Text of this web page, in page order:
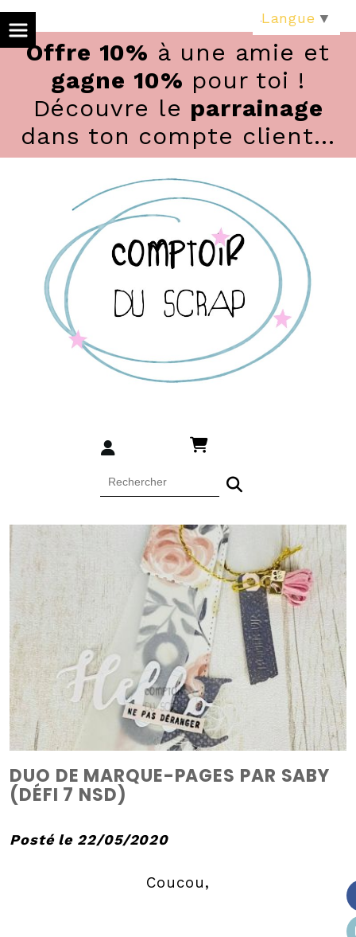
Offre 10% à une amie et
gagne 10% pour toi !
Découvre le parrainage
dans ton compte client...
DUO DE MARQUE-PAGES PAR SABY
(DÉFI 7 NSD)
Posté le 22/05/2020
Coucou,
Langue ▼